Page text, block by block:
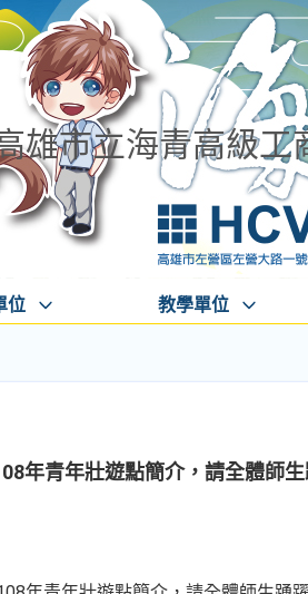
雄市立海青高級工
位 教學單位
年青年壯遊點簡介，請全體師生